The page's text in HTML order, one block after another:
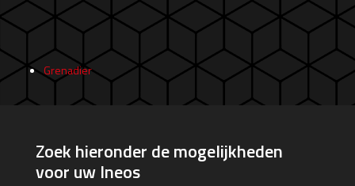
Grenadier
Zoek hieronder de mogelijkheden
voor uw Ineos